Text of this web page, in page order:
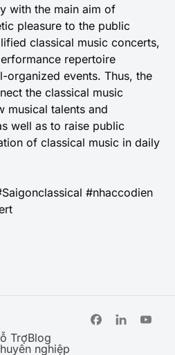
with the main aim of
pleasure to the public
classical music concerts,
repertoire
organized events. Thus, the
the classical music
musical talents and
well as to raise public
of classical music in daily
#nhaccodien
TrợBlog
nghiệp